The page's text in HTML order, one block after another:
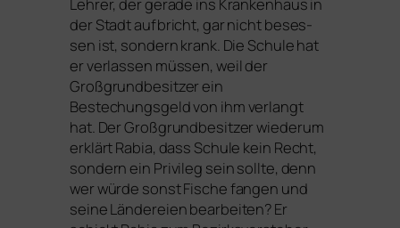
der Stadt auf­bricht, gar nicht beses­
sen ist, son­dern krank. Die Schule hat
er ver­las­sen müs­sen, weil der
Großgrundbesitzer ein
Bestechungsgeld von ihm ver­langt
hat. Der Großgrundbesitzer wie­der­um
erklärt Rabia, dass Schule kein Recht,
son­dern ein Privileg sein soll­te, denn
wer wür­de sonst Fische fan­gen und
sei­ne Ländereien bear­bei­ten? Er